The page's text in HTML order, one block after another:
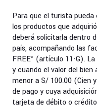
Para que el turista pueda
los productos que
deberá solicitarla dentro
país, acompañando las
FREE” (artículo 11-G).
y cuando el valor del
menor a S/ 100.00 (Cien
de pago y cuya
tarjeta de débito o